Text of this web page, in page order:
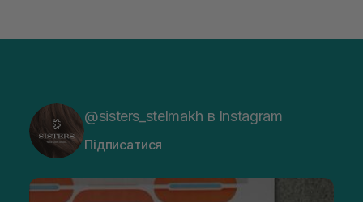
@sisters_stelmakh в Instagram
Підписатися